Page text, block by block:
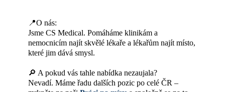
📍O nás:
Jsme CS Medical. Pomáháme klinikám a
nemocnicím najít skvělé lékaře a lékařům najít místo,
které jim dává smysl.
🔎 A pokud vás tahle nabídka nezaujala?
Nevadí. Máme řadu dalších pozic po celé ČR –